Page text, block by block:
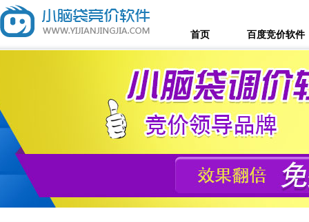
首页 百度竞价软件